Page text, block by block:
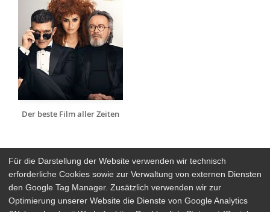
Der beste Film aller Zeiten
Arthaus Stores
Für die Darstellung der Website verwenden wir technisch
erforderliche Cookies sowie zur Verwaltung von externen Diensten
den Google Tag Manager. Zusätzlich verwenden wir zur
Optimierung unserer Website die Dienste von Google Analytics